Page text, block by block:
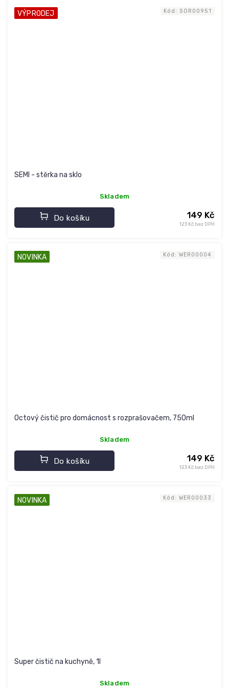
VÝPRODEJ
SEMI - stěrka na sklo
Skladem
123 Kč bez DPH
149 Kč
Do košíku
Kód: SOR00951
NOVINKA
Octový čistič pro domácnost s rozprašovačem, 750ml
Skladem
123 Kč bez DPH
149 Kč
Do košíku
Kód: WER00004
NOVINKA
Super čistič na kuchyně, 1l
Skladem
Kód: WER00033